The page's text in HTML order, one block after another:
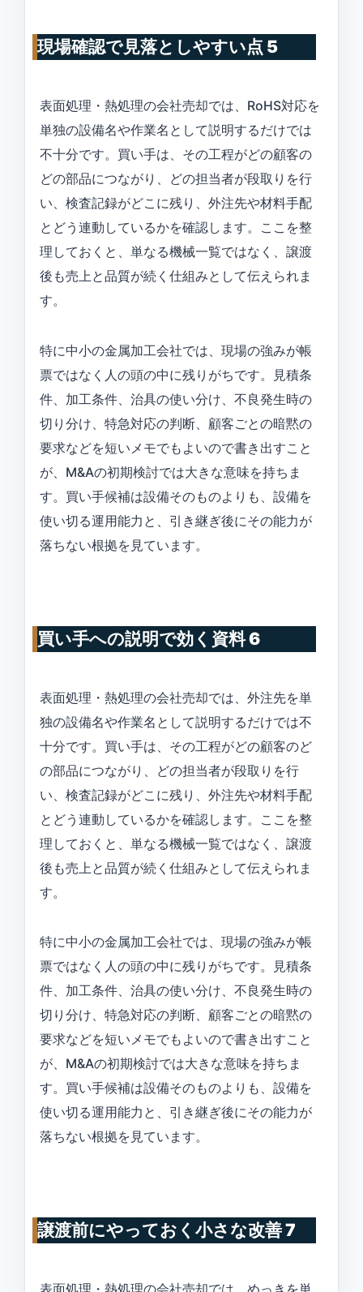
現場確認で見落としやすい点 5
表面処理・熱処理の会社売却では、RoHS対応を
単独の設備名や作業名として説明するだけでは
不十分です。買い手は、その工程がどの顧客の
どの部品につながり、どの担当者が段取りを行
い、検査記録がどこに残り、外注先や材料手配
とどう連動しているかを確認します。ここを整
理しておくと、単なる機械一覧ではなく、譲渡
後も売上と品質が続く仕組みとして伝えられま
す。
特に中小の金属加工会社では、現場の強みが帳
票ではなく人の頭の中に残りがちです。見積条
件、加工条件、治具の使い分け、不良発生時の
切り分け、特急対応の判断、顧客ごとの暗黙の
要求などを短いメモでもよいので書き出すこと
が、M&Aの初期検討では大きな意味を持ちま
す。買い手候補は設備そのものよりも、設備を
使い切る運用能力と、引き継ぎ後にその能力が
落ちない根拠を見ています。
買い手への説明で効く資料 6
表面処理・熱処理の会社売却では、外注先を単
独の設備名や作業名として説明するだけでは不
十分です。買い手は、その工程がどの顧客のど
の部品につながり、どの担当者が段取りを行
い、検査記録がどこに残り、外注先や材料手配
とどう連動しているかを確認します。ここを整
理しておくと、単なる機械一覧ではなく、譲渡
後も売上と品質が続く仕組みとして伝えられま
す。
特に中小の金属加工会社では、現場の強みが帳
票ではなく人の頭の中に残りがちです。見積条
件、加工条件、治具の使い分け、不良発生時の
切り分け、特急対応の判断、顧客ごとの暗黙の
要求などを短いメモでもよいので書き出すこと
が、M&Aの初期検討では大きな意味を持ちま
す。買い手候補は設備そのものよりも、設備を
使い切る運用能力と、引き継ぎ後にその能力が
落ちない根拠を見ています。
譲渡前にやっておく小さな改善 7